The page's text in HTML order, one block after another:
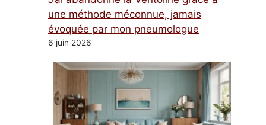
une méthode méconnue, jamais
évoquée par mon pneumologue
6 juin 2026